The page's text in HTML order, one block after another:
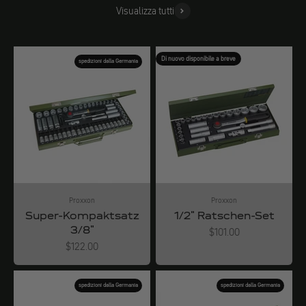
Visualizza tutti
spedizioni dalla Germania
Proxxon
Super-Kompaktsatz
3/8"
Angebot
$122.00
Di nuovo disponibile a breve
Proxxon
1/2" Ratschen-Set
Angebot
$101.00
spedizioni dalla Germania spedizioni dalla Germania